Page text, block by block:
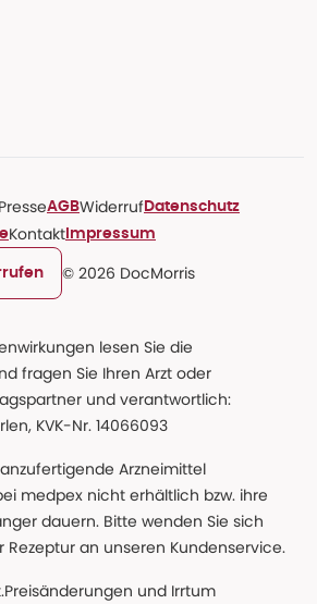
PresseAGBWiderruf Datenschutz
Kontakt Impressum
© 2026 DocMorris
lesen Sie die
fragen Sie Ihren Arzt oder
und verantwortlich:
KVK-Nr. 14066093
Arzneimittel
medpex nicht erhältlich bzw. ihre
dauern. Bitte wenden Sie sich
Rezeptur an unseren Kundenservice.
und Irrtum